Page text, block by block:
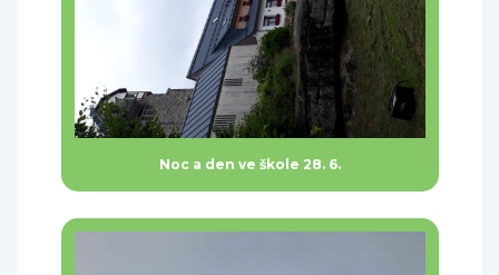
Noc a den ve škole 28. 6.